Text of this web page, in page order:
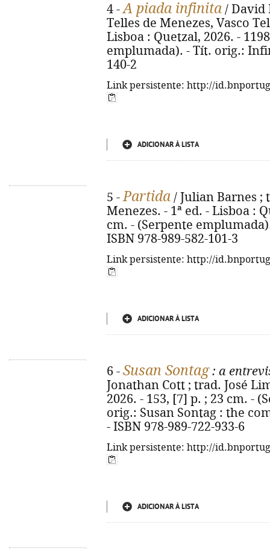
4 -A piada infinita / David
Telles de Menezes, Vasco
Lisboa : Quetzal, 2026. -
emplumada). - Tít. orig.:
140-2
Link persistente: http://
ADICIONAR À LISTA
5 -Partida / Julian Barnes ;
Menezes. - 1ª ed. - Lisboa :
cm. - (Serpente
ISBN 978-989-582-101-3
Link persistente: http://
ADICIONAR À LISTA
6 - Susan Sontag: a
Jonathan Cott ; trad. José
2026. - 153, [7] p. ; 23 cm. -
orig.: Susan Sontag : the
- ISBN 978-989-722-933-6
Link persistente: http://
ADICIONAR À LISTA